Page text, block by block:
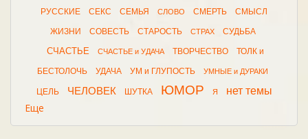
РУССКИЕ СЕКС СЕМЬЯ СЛОВО СМЕРТЬ СМЫСЛ
ЖИЗНИ СОВЕСТЬ СТАРОСТЬ СТРАХ СУДЬБА
СЧАСТЬЕ СЧАСТЬЕ и УДАЧА ТВОРЧЕСТВО ТОЛК и
БЕСТОЛОЧЬ УДАЧА УМ и ГЛУПОСТЬ УМНЫЕ и ДУРАКИ
ЦЕЛЬ ЧЕЛОВЕК ШУТКА ЮМОР Я нет темы
Еще